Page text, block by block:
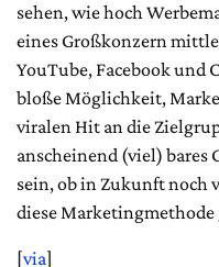
sehen, wie hoch
eines Großkonzern
YouTube, Facebook und
bloße Möglichkeit,
viralen Hit an die
anscheinend (viel) bares
sein, ob in Zukunft noch
diese Marketingmethode
[via]